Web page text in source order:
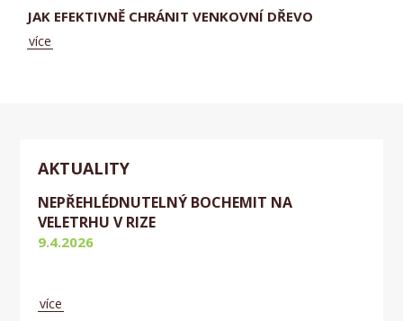
JAK EFEKTIVNĚ CHRÁNIT VENKOVNÍ DŘEVO
více
AKTUALITY
NEPŘEHLÉDNUTELNÝ BOCHEMIT NA
VELETRHU V RIZE
9.4.2026
více